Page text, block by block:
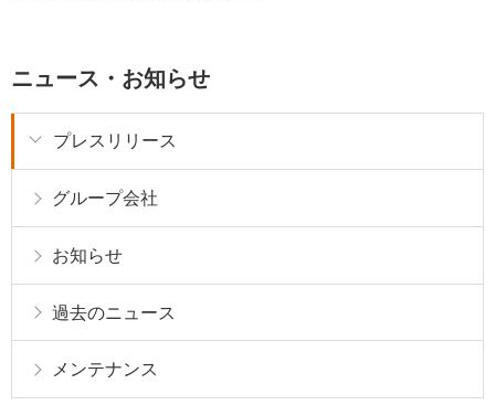
ニュース・お知らせ
プレスリリース
グループ会社
お知らせ
過去のニュース
メンテナンス